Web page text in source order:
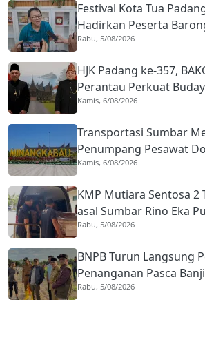
Festival Kota Tua
Hadirkan Peserta
Negara
Rabu, 5/08/2026
HJK Padang ke-357,
Perantau Perkuat
Kota Gastronomi
Kamis, 6/08/2026
Transportasi Sumbar
Penumpang Pesawat
Naik Hampir 33 Persen
Kamis, 6/08/2026
KMP Mutiara Sentosa 2
asal Sumbar Rino Eka
ke Agam
Rabu, 5/08/2026
BNPB Turun Langsung
Penanganan Pasca
Rabu, 5/08/2026